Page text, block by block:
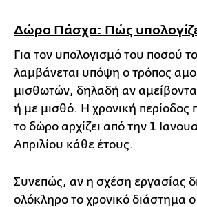
Δώρο Πάσχα: Πώς
Για τον υπολογισμό του ποσού
λαμβάνεται υπόψη ο τρόπος
μισθωτών, δηλαδή αν
ή με μισθό. Η χρονική περίοδος
το δώρο αρχίζει από την 1
Απριλίου κάθε έτους.
Συνεπώς, αν η σχέση εργασίας
ολόκληρο το χρονικό διάστημα